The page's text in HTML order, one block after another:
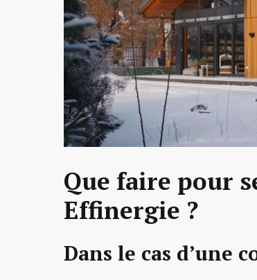
Que faire pour
Effinergie ?
Dans le cas d’une